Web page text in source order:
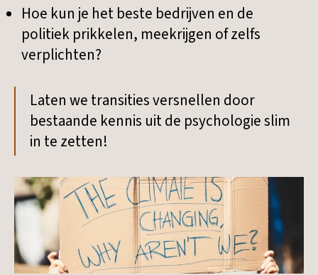
Hoe kun je het beste bedrijven en de
politiek prikkelen, meekrijgen of zelfs
verplichten?
Laten we transities versnellen door
bestaande kennis uit de psychologie slim
in te zetten!